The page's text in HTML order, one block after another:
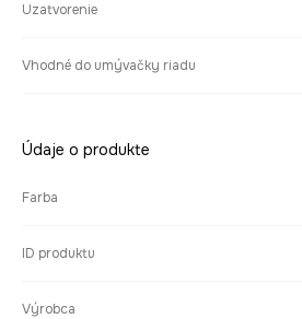
Uzatvorenie
Vhodné do umývačky riadu
Údaje o produkte
Farba
ID produktu
Výrobca